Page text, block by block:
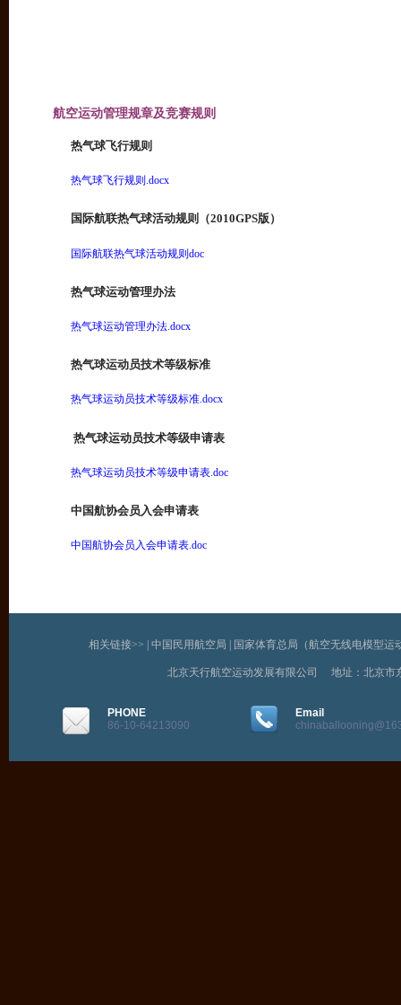
航空运动管理规章及竞赛规则
热气球飞行规则
热气球飞行规则.docx
国际航联热气球活动规则（2010GPS版）
国际航联热气球活动规则doc
热气球运动管理办法
热气球运动管理办法.docx
热气球运动员技术等级标准
热气球运动员技术等级标准.docx
热气球运动员技术等级申请表
热气球运动员技术等级申请表.doc
中国航协会员入会申请表
中国航协会员入会申请表.doc
相关链接>> | 中国民用航空局 国家体育总局（航空无线电模型运
北京天行航空运动发展有限公司 地址：北京
PHONE
86-10-64213090
Email